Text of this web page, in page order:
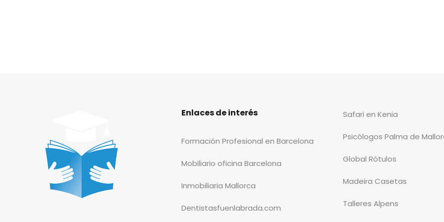
Enlaces de interés
Formación Profesional en Barcelona
Mobiliario oficina Barcelona
Inmobiliaria Mallorca
Dentistasfuenlabrada.com
Safari en Kenia
Psicólogos Palma de
Global Rótulos
Madeira Casetas
Talleres Alpens